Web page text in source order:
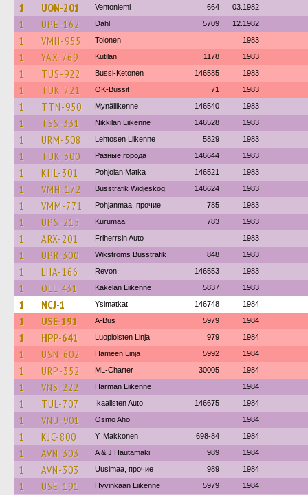
1 UON-201 Ventoniemi 664 03.1982
1 UPE-162 Dahl 5709 12.1982
1 VMH-955 Tolonen 1983
1 YAX-769 Kutilan 1178 1983
1 TUS-922 Bussi-Ketonen 146585 1983
1 TUK-721 OK-Bussit 71 1983
1 TTN-950 Mynäliikenne 146540 1983
1 TSS-331 Nikkilän Liikenne 146528 1983
1 URM-508 Lehtosen Liikenne 5829 1983
1 TUK-300 Разные города 146644 1983
1 KHL-301 Pohjolan Matka 146521 1983
1 VMH-172 Busstrafik Widjeskog 146624 1983
1 VMM-771 Pohjanmaa, прочие 785 1983
1 UPS-215 Kurumaa 783 1983
1 ARX-201 Friherrsin Auto 1983
1 UPR-300 Wikströms Busstrafik 848 1983
1 LHA-166 Revon 146553 1983
1 OLL-431 Käkelän Liikenne 5837 1983
1 NCJ-1 Ysimatkat 146748 1984
1 USE-191 A-Bus 5979 1984
1 HPP-641 Luopioisten Linja 979 1984
1 USN-602 Hämeen Linja 5992 1984
1 URP-352 ML-Charter 30005 1984
1 VNS-222 Härmän Liikenne 1984
1 TUL-707 Ikaalisten Auto 146675 1984
1 VNU-901 Osmo Aho 1984
1 KJC-800 Y. Makkonen 698-84 1984
1 AVN-303 A & J Hautamäki 989 1984
1 AVN-303 Uusimaa, прочие 989 1984
1 USE-191 Hyvinkään Liikenne 5979 1984